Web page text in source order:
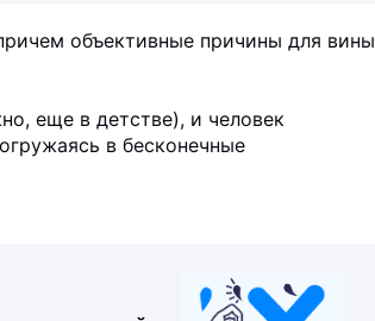
объективные причины для вины
еще в детстве), и человек
в бесконечные